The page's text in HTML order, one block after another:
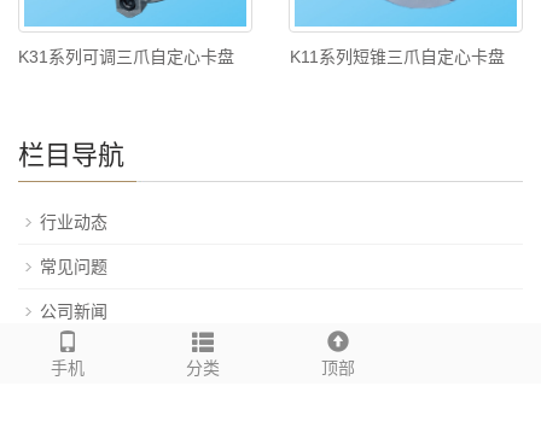
K31系列可调三爪自定心卡盘 K11系列短锥三爪自定心卡盘
栏目导航
行业动态
常见问题
公司新闻
联系我们
手机 分类 顶部